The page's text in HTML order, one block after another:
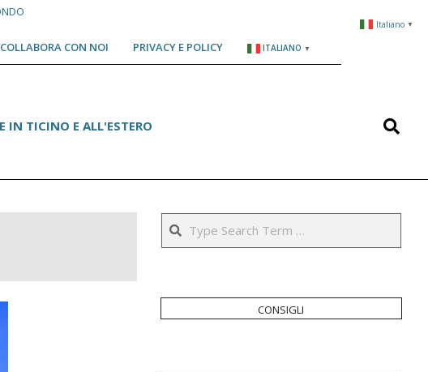
COLLABORA CON NOI PRIVACY E POLICY ITALIANO ▼
IN TICINO E ALL'ESTERO Search
consigli
Italiano ▼